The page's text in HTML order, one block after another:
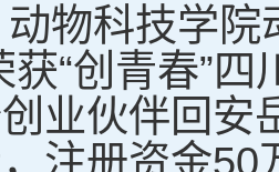
物科技学院
获“创青春”
业伙伴回安
注册资金